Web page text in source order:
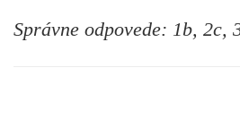
Správne odpovede: 1b, 2c,